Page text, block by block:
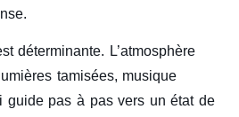
déterminante. L’atmosphère
tamisées, musique
guide pas à pas vers un état de